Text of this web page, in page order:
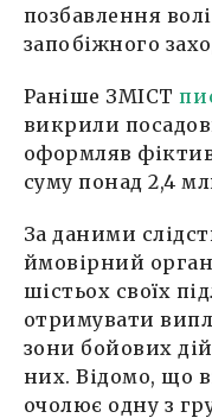
позбавлення
запобіжного
Раніше ЗМІСТ
викрили
оформляв
суму понад 2,4
За даними
ймовірний
шістьох своїх
отримувати
зони бойових
них. Відомо, що
очолює одну з